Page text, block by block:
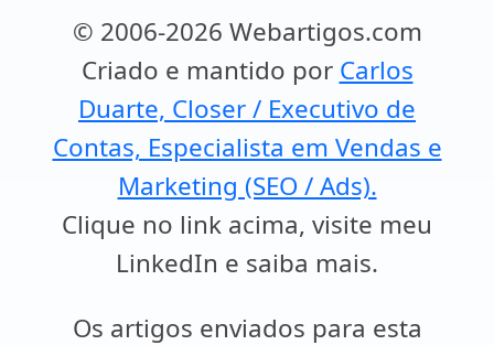
© 2006-2026 Webartigos.com
Criado e mantido por Carlos
Duarte, Closer / Executivo de
Contas, Especialista em Vendas e
Marketing (SEO / Ads).
Clique no link acima, visite meu
LinkedIn e saiba mais.
Os artigos enviados para esta